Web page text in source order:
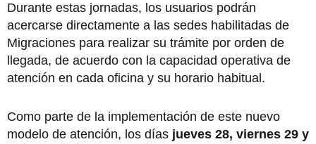
Durante estas jornadas, los usuarios podrán
acercarse directamente a las sedes habilitadas de
Migraciones para realizar su trámite por orden de
llegada, de acuerdo con la capacidad operativa de
atención en cada oficina y su horario habitual.
Como parte de la implementación de este nuevo
modelo de atención, los días jueves 28, viernes 29 y